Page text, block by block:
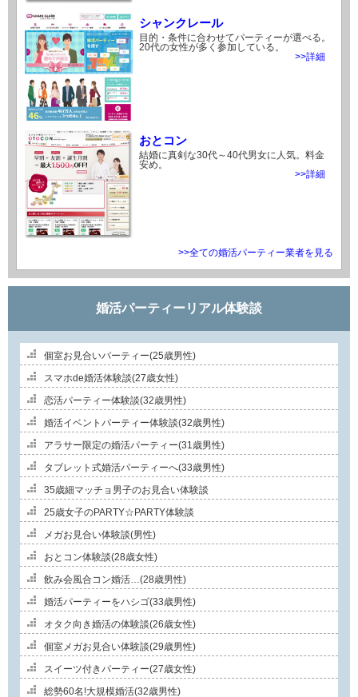
活パーティーNAVI】
2019.02.07
2016年6月東京開催の恋活パーティー【婚活パーティー
NAVI】
2019.02.07
2016年5月静岡で開催される婚活パーティー【婚活パーティー
NAVI】
2019.02.07
女性が安い婚活パーティー＠2016年4月【婚活パーティー
NAVI】
2019.01.07
34歳こじらせ女子本気の婚活開始！マッチングアプリOmiaiに
登録【婚活パーティーNAVI】
2019.01.07 34歳「こじらせ女」の婚活体験談！【婚活パーティーNAVI】
2018.10.24
これで結婚できた！ 出会いの母数を増やして結婚確率をあげ
る具体的な手順
2018.10.11 長かった結婚までの道のり
再婚、子どもたちの戸惑い
シャンクレール
目的・条件に合わせてパーティーが選べる。
20代の女性が多く参加している。
>>詳細
おとコン
結婚に真剣な30代～40代男女に人気。料金
安め。
>>詳細
>>全ての婚活パーティー業者を見る
婚活パーティーリアル体験談
個室お見合いパーティー(25歳男性)
スマホde婚活体験談(27歳女性)
恋活パーティー体験談(32歳男性)
婚活イベントパーティー体験談(32歳男性)
アラサー限定の婚活パーティー(31歳男性)
タブレット式婚活パーティーへ(33歳男性)
35歳細マッチョ男子のお見合い体験談
25歳女子のPARTY☆PARTY体験談
メガお見合い体験談(男性)
おとコン体験談(28歳女性)
飲み会風合コン婚活…(28歳男性)
婚活パーティーをハシゴ(33歳男性)
オタク向き婚活の体験談(26歳女性)
個室メガお見合い体験談(29歳男性)
スイーツ付きパーティー(27歳女性)
総勢60名!大規模婚活(32歳男性)